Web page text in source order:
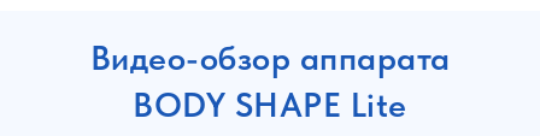
Видео-обзор аппарата
BODY SHAPE Lite